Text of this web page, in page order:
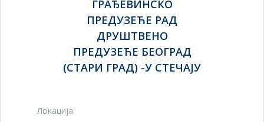
ГРАЂЕВИНСКО
ПРЕДУЗЕЋЕ РАД
ДРУШТВЕНО
ПРЕДУЗЕЋЕ БЕОГРАД
(СТАРИ ГРАД) -У СТЕЧАЈУ
Локација: